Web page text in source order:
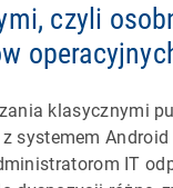
czyli
klasycznymi
systemem Android
IT